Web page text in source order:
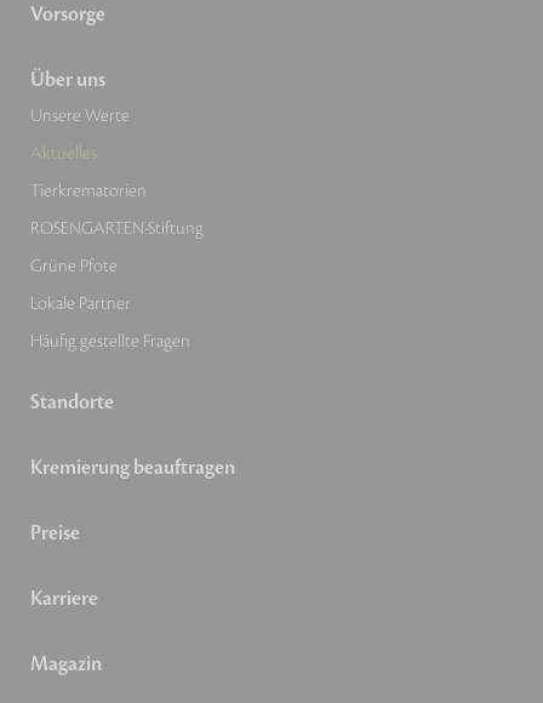
Vorsorge
Über uns
Unsere Werte
Aktuelles
Tierkrematorien
ROSENGARTEN-Stiftung
Grüne Pfote
Lokale Partner
Häufig gestellte Fragen
Standorte
Kremierung beauftragen
Preise
Karriere
Magazin